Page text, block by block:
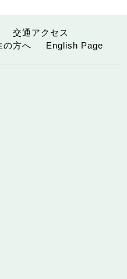
交通アクセス
の方へ English Page